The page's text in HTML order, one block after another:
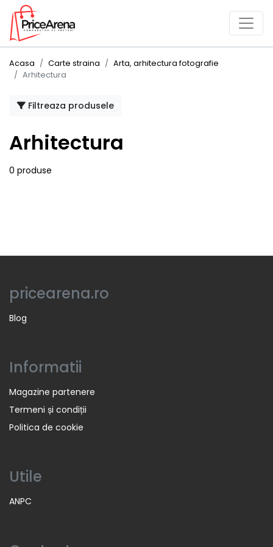
Acasa Carte straina
Arta, arhitectura fotografie
Arhitectura
Filtreaza produsele
Arhitectura
0 produse
pricearena.ro
Blog
Informatii
Magazine partenere
Termeni și condiții
Politica de cookie
Utile
ANPC